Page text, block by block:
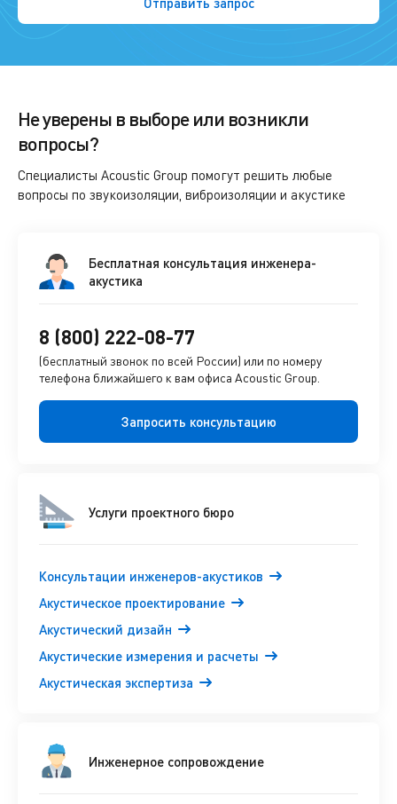
Не уверены в выборе или возникли
вопросы?
Специалисты Acoustic Group помогут решить любые
вопросы по звукоизоляции, виброизоляции и акустике
Бесплатная консультация инженера-
акустика
8 (800) 222-08-77
(бесплатный звонок по всей России) или по номеру
телефона ближайшего к вам офиса Acoustic Group.
Запросить консультацию
Услуги проектного бюро
Консультации инженеров-акустиков
Акустическое проектирование
Акустический дизайн
Акустические измерения и расчеты
Акустическая экспертиза
Инженерное сопровождение